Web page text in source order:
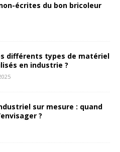
écrites du bon bricoleur
différents types de matériel
en industrie ?
sur mesure : quand
?